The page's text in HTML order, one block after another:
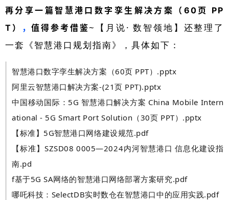
再分享一篇智慧港口数字孪生解决方案（60页 PP
T）
，值得参考借鉴~【月说· 数智领地】还整理了
一套《智慧港口规划指南》，具体如下：
智慧港口数字孪生解决方案（60页 PPT）.pptx
阿里云智慧港口解决方案-(21页 PPT).pptx
中国移动国际：5G 智慧港口解决方案 China Mobile Intern
ational - 5G Smart Port Solution（30页 PPT）.pptx
【标准】5G智慧港口网络建设规范.pdf
【标准】SZSD08 0005—2024内河智慧港口 信息化建设指
南.pd
f基于5G SA网络的智慧港口网络部署方案研究.pdf
哪吒科技：SelectDB实时数仓在智慧港口中的应用实践.pdf